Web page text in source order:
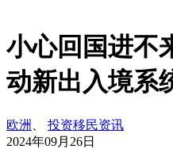
小心回国进不
动新出入境系
欧洲
投资移民资讯
2024年09月26日